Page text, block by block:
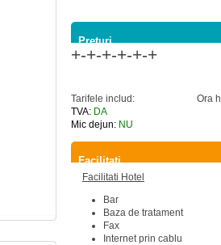
Preturi
+-+-+-+-+-+
Tarifele includ:
TVA: DA
Mic dejun: NU
Ora
Facilitati
Facilitati Hotel
Bar
Baza de tratament
Fax
Internet prin cablu